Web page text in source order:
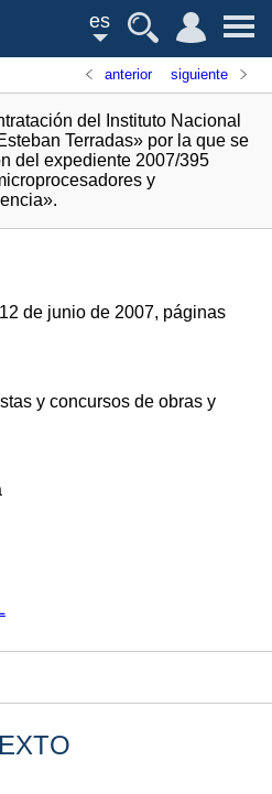
es
anterior siguiente
del Instituto Nacional
Terradas» por la que se
del expediente 2007/395
y
de junio de 2007, páginas
y concursos de obras y